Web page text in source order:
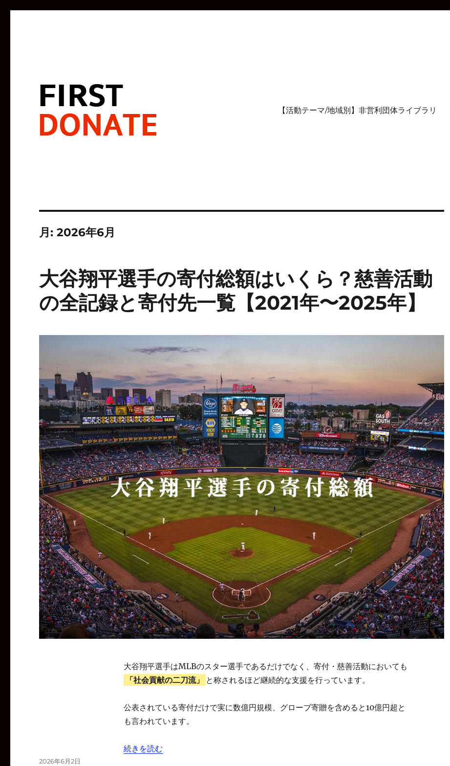
【活動テーマ/地域別】非営利団体ライブラリ
月:2026年6月
大谷翔平選手の寄付総額はいくら？慈善活動
の全記録と寄付先一覧【2021年〜2025年】
大谷翔平選手はMLBのスター選手であるだけでなく、寄付・慈善活動においても
「社会貢献の二刀流」
と称されるほど継続的な支援を行っています。
公表されている寄付だけで実に数億円規模、グローブ寄贈を含めると10億円超と
も言われています。
“大谷翔平選手の寄付総額はいくら？慈善活動の全記録と寄付先一覧【2021年〜2025年】” の
続きを読む
投
2026年6月2日